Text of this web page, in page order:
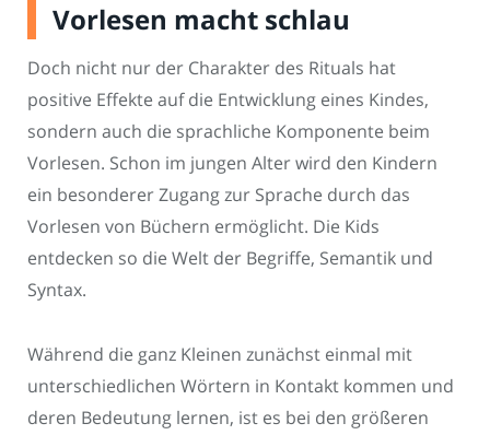
Vorlesen macht schlau
Doch nicht nur der Charakter des Rituals hat
positive Effekte auf die Entwicklung eines Kindes,
sondern auch die sprachliche Komponente beim
Vorlesen. Schon im jungen Alter wird den Kindern
ein besonderer Zugang zur Sprache durch das
Vorlesen von Büchern ermöglicht. Die Kids
entdecken so die Welt der Begriffe, Semantik und
Syntax.
Während die ganz Kleinen zunächst einmal mit
unterschiedlichen Wörtern in Kontakt kommen und
deren Bedeutung lernen, ist es bei den größeren